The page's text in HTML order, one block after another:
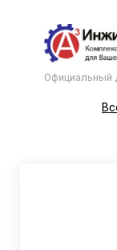
Официальный